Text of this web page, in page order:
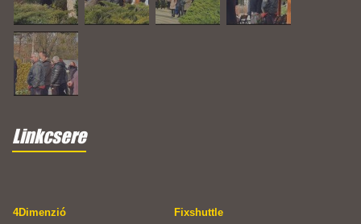
Linkcsere
4Dimenzió
Fixshuttle